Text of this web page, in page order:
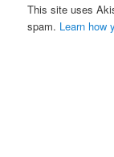
This site uses
spam. Learn how